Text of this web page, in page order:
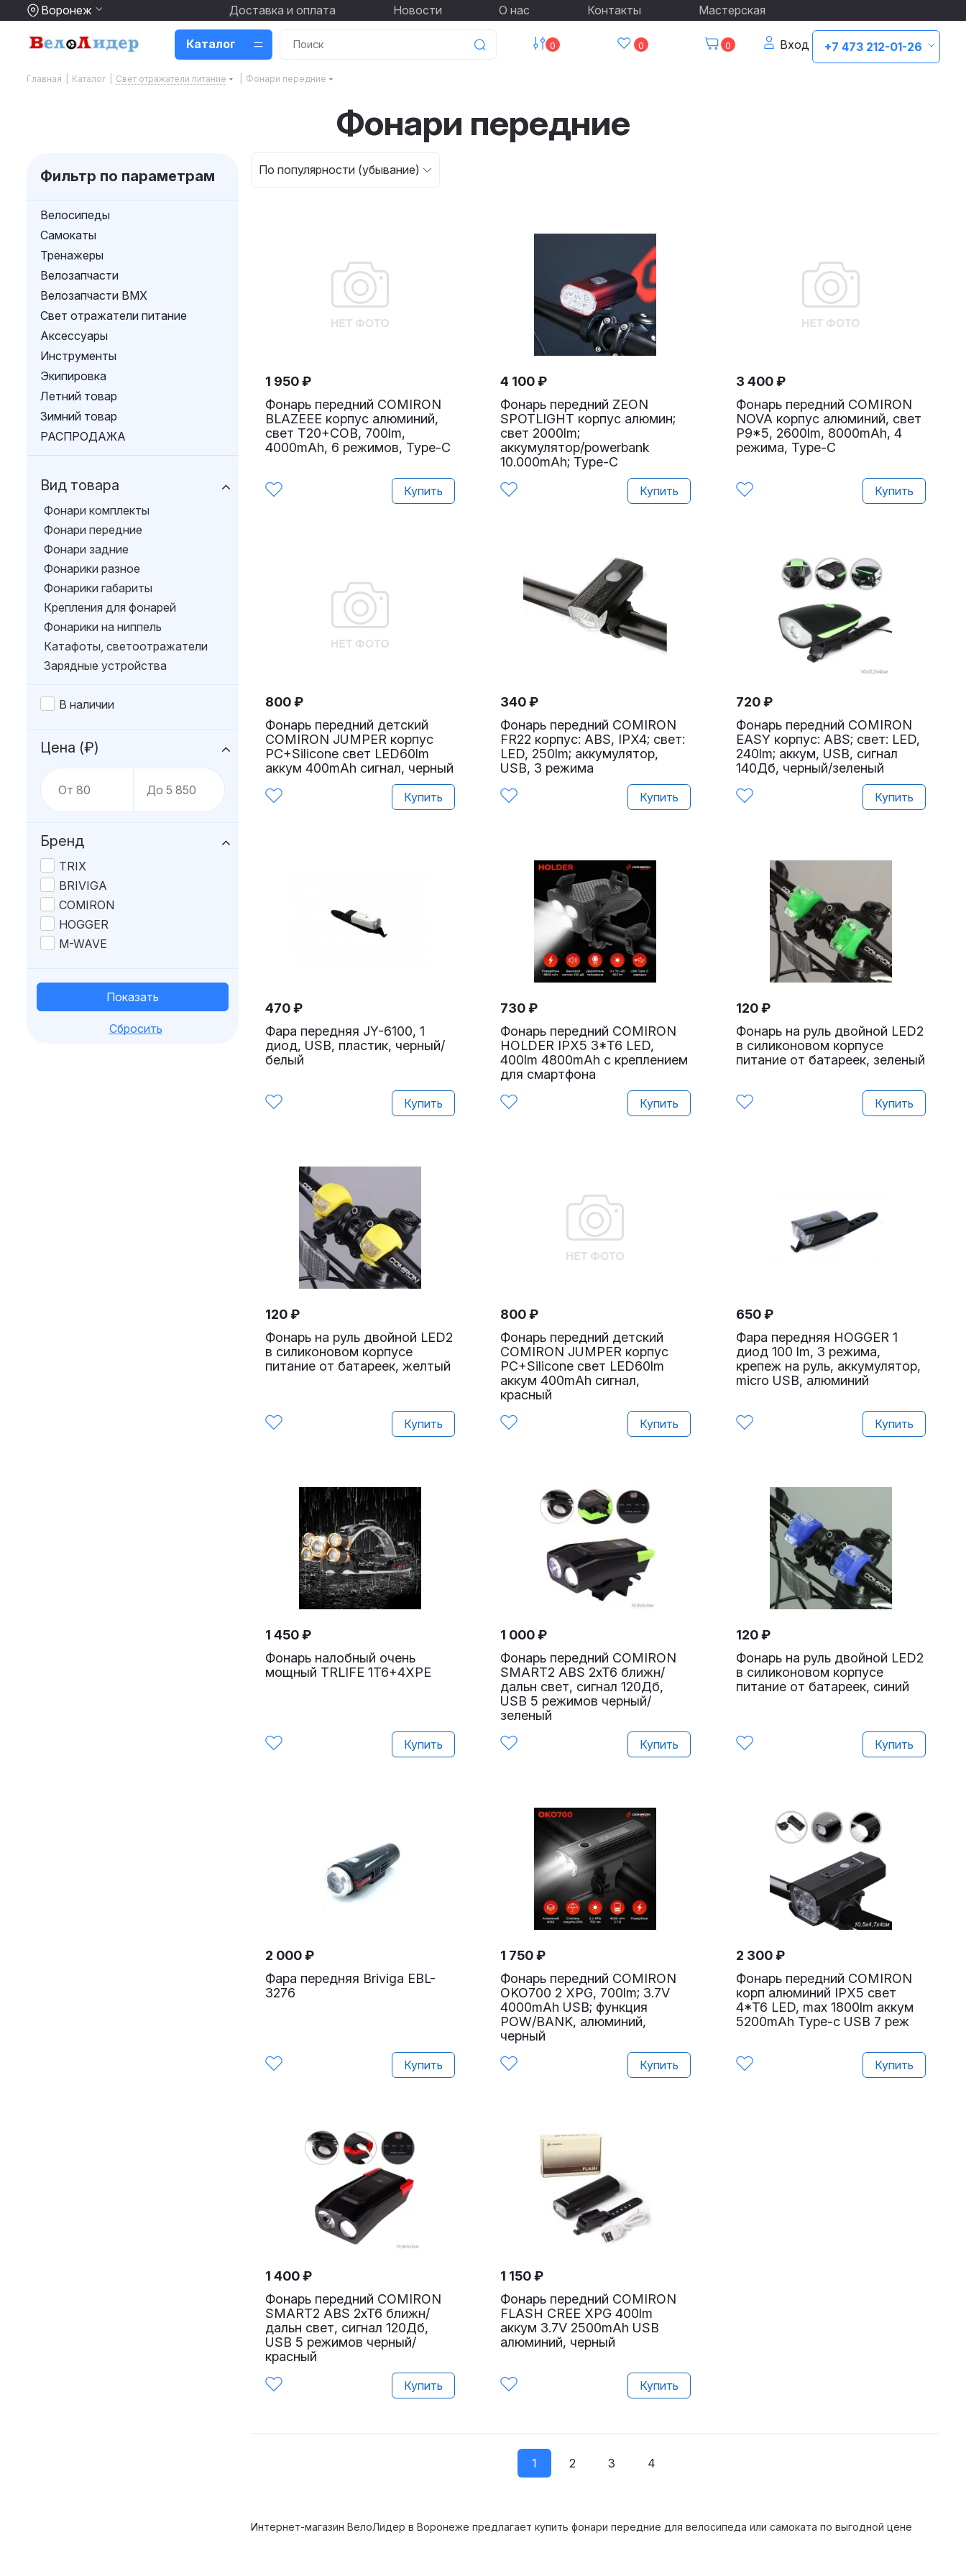
Воронеж Доставка и оплата Новости О нас Контакты Мастерская
Каталог +7 473 212-01-26
Вход
0 0 0
Главная Каталог Свет отражатели питание Фонари передние
Фонари передние
По популярности (убывание)
Фонарь передний COMIRON
BLAZEEE корпус алюминий,
свет T20+COB, 700lm,
4000mAh, 6 режимов, Type-C
1 950₽
Купить
Фонарь передний ZEON
SPOTLIGHT корпус алюмин;
свет 2000lm;
аккумулятор/powerbank
10.000mAh; Type-C
4 100₽
Купить
Фонарь передний COMIRON
NOVA корпус алюминий, свет
P9*5, 2600lm, 8000mAh, 4
режима, Type-C
3 400₽
Купить
Фонарь передний детский
COMIRON JUMPER корпус
PC+Silicone свет LED60lm
аккум 400mAh сигнал, черный
800₽
Купить
Фонарь передний COMIRON
FR22 корпус: ABS, IPX4; свет:
LED, 250lm; аккумулятор,
USB, 3 режима
340₽
Купить
Фонарь передний COMIRON
EASY корпус: ABS; свет: LED,
240lm; аккум, USB, сигнал
140Дб, черный/зеленый
720₽
Купить
Фара передняя JY-6100, 1
диод, USB, пластик, черный/
белый
470₽
Купить
Фонарь передний COMIRON
HOLDER IPX5 3*T6 LED,
400lm 4800mAh с креплением
для смартфона
730₽
Купить
Фонарь на руль двойной LED2
в силиконовом корпусе
питание от батареек, зеленый
120₽
Купить
Фонарь на руль двойной LED2
в силиконовом корпусе
питание от батареек, желтый
120₽
Купить
Фонарь передний детский
COMIRON JUMPER корпус
PC+Silicone свет LED60lm
аккум 400mAh сигнал,
красный
800₽
Купить
Фара передняя HOGGER 1
диод 100 lm, 3 режима,
крепеж на руль, аккумулятор,
micro USB, алюминий
650₽
Купить
Фонарь налобный очень
мощный TRLIFE 1T6+4XPE
1 450₽
Купить
Фонарь передний COMIRON
SMART2 ABS 2xT6 ближн/
дальн свет, сигнал 120Дб,
USB 5 режимов черный/
зеленый
1 000₽
Купить
Фонарь на руль двойной LED2
в силиконовом корпусе
питание от батареек, синий
120₽
Купить
Фара передняя Briviga EBL-
3276
2 000₽
Купить
Фонарь передний COMIRON
OKO700 2 XPG, 700lm; 3.7V
4000mAh USB; функция
POW/BANK, алюминий,
черный
1 750₽
Купить
Фонарь передний COMIRON
корп алюминий IPX5 свет
4*T6 LED, max 1800lm аккум
5200mAh Type-c USB 7 реж
2 300₽
Купить
Фонарь передний COMIRON
SMART2 ABS 2xT6 ближн/
дальн свет, сигнал 120Дб,
USB 5 режимов черный/
красный
1 400₽
Купить
Фонарь передний COMIRON
FLASH CREE XPG 400lm
аккум 3.7V 2500mAh USB
алюминий, черный
1 150₽
Купить
1 2 3 4
Интернет-магазин ВелоЛидер в Воронеже предлагает купить фонари передние для велосипеда или самоката по выгодной цене
Фильтр по параметрам
Велосипеды
Самокаты
Тренажеры
Велозапчасти
Велозапчасти BMX
Свет отражатели питание
Аксессуары
Инструменты
Экипировка
Летний товар
Зимний товар
РАСПРОДАЖА
Вид товара
Фонари комплекты
Фонари передние
Фонари задние
Фонарики разное
Фонарики габариты
Крепления для фонарей
Фонарики на ниппель
Катафоты, светоотражатели
Зарядные устройства
Батарейки
В наличии
Цена (₽)
Бренд
TRIX
BRIVIGA
COMIRON
HOGGER
M-WAVE
Сбросить